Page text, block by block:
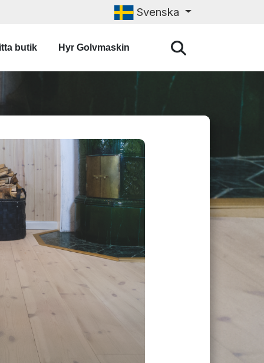
Svenska
butik Hyr Golvmaskin